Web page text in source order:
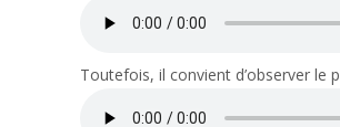
Toutefois, il convient d’observer le